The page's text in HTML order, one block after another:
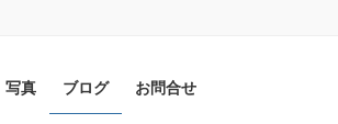
写真 ブログ お問合せ